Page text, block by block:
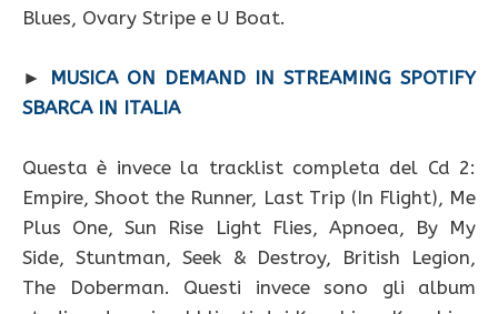
Blues, Ovary Stripe e U Boat.
► MUSICA ON DEMAND IN STREAMING SPOTIFY
SBARCA IN ITALIA
Questa è invece la tracklist completa del Cd 2:
Empire, Shoot the Runner, Last Trip (In Flight), Me
Plus One, Sun Rise Light Flies, Apnoea, By My
Side, Stuntman, Seek & Destroy, British Legion,
The Doberman. Questi invece sono gli album